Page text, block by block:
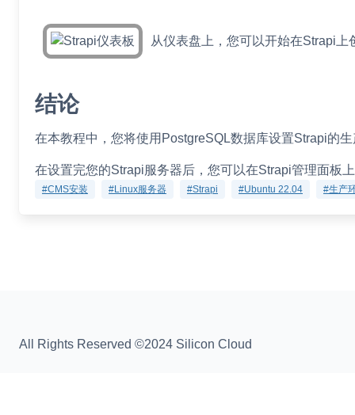
从仪表盘上，您可以开始在Strapi上
结论
在本教程中，您将使用PostgreSQL数据库设置Strapi的
在设置完您的Strapi服务器后，您可以在Strapi管理面板
#CMS安装 #Linux服务器 #Strapi #Ubuntu 22.04 #生产
All Rights Reserved ©2024 Silicon Cloud